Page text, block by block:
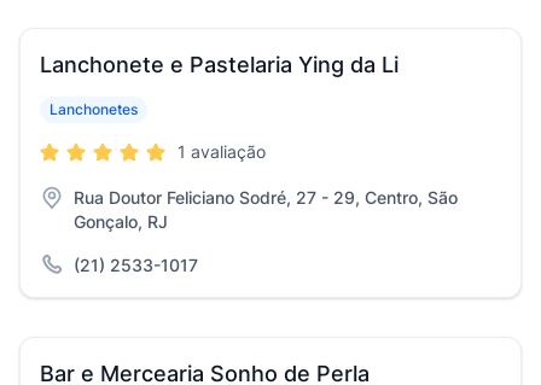
Lanchonete e Pastelaria Ying da Li
Lanchonetes
1 avaliação
Rua Doutor Feliciano Sodré, 27 - 29, Centro, São
Gonçalo, RJ
(21) 2533-1017
Bar e Mercearia Sonho de Perla